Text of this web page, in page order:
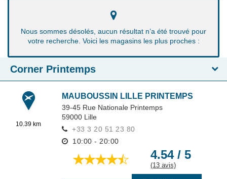
Nous sommes désolés, aucun résultat n’a été trouvé pour
votre recherche. Voici les magasins les plus proches :
Corner Printemps
10.39 km
MAUBOUSSIN LILLE PRINTEMPS
39-45 Rue Nationale Printemps
59000 Lille
+33 3 20 51 23 80
10:00 - 20:00
4.54 / 5
(13 avis)